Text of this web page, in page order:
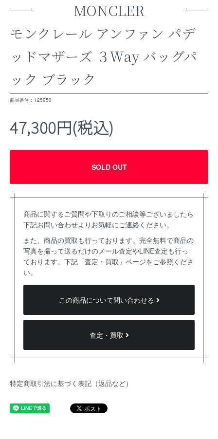
MONCLER
モンクレール アンファン パデ
ッドマザーズ ３Ｗay バッグパ
ック ブラック
商品番号：125950
47,300円(税込)
SOLD OUT
商品に関するご質問や下取りのご相談等ございましたら
下記お問い合わせよりお気軽にご連絡ください。
また、商品の買取も行っております。完全無料で商品の
写真を撮って送るだけのメール査定やLINE査定も行っ
ております。下記「査定・買取」ページをご参照くださ
い。
この商品について問い合わせる
査定・買取
特定商取引法に基づく表記（返品など）